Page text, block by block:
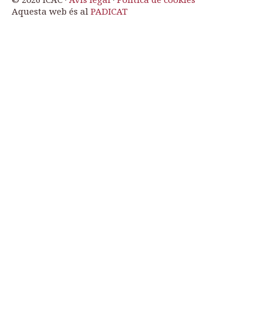
Aquesta web és al PADICAT